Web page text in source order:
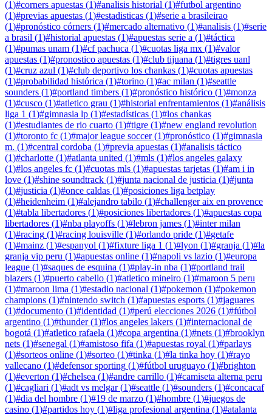
(1)#corners apuestas (1)#analisis historial (1)#futbol argentino
(1)#previas apuestas (1)#estadisticas (1)#serie a brasileirao
(1)#pronóstico córners (1)#mercado alternativo (1)#analisis (1)#serie
a brasil (1)#historial apuestas (1)#apuestas serie a (1)#táctica
(1)#pumas unam (1)#cf pachuca (1)#cuotas liga mx (1)#valor
apuestas (1)#pronostico apuestas (1)#club tijuana (1)#tigres uanl
(1)#cruz azul (1)#club deportivo los chankas (1)#cuotas apuestas
(1)#probabilidad histórica (1)#torino (1)#ac milan (1)#seattle
sounders (1)#portland timbers (1)#pronóstico histórico (1)#monza
(1)#cusco (1)#atletico grau (1)#historial enfrentamientos (1)#análisis
liga 1 (1)#gimnasia lp (1)#estadísticas (1)#los chankas
(1)#estudiantes de rio cuarto (1)#tigre (1)#new england revolution
(1)#toronto fc (1)#major league soccer(1)#pronóstico (1)#gimnasia
m. (1)#central cordoba (1)#previa apuestas (1)#analisis táctico
(1)#charlotte (1)#atlanta united (1)#mls (1)#los angeles galaxy
(1)#los angeles fc (1)#cuotas mls (1)#apuestas tarjetas (1)#am i in
love (1)#shine soundtrack (1)#junta nacional de justicia (1)#junta
(1)#justicia (1)#once caldas (1)#posiciones liga betplay
(1)#heidenheim (1)#alejandro tabilo (1)#challenger aix en provence
(1)#tabla libertadores (1)#posiciones libertadores (1)#apuestas copa
libertadores (1)#nba playoffs (1)#lebron james (1)#inter milan
(1)#racing (1)#racing louisville (1)#orlando pride (1)#getafe
(1)#mainz (1)#espanyol (1)#fixture liga 1 (1)#lyon (1)#granja (1)#la
granja vip peru (1)#apuestas online (1)#napoli vs lazio (1)#europa
league (1)#saques de esquina (1)#play-in nba (1)#portland trail
blazers (1)#puerto cabello (1)#atletico mineiro (1)#maroon 5 peru
(1)#maroon lima (1)#estadio nacional (1)#pokemon (1)#pokemon
champions (1)#nintendo switch (1)#apuestas esports (1)#jaguares
(1)#documento (1)#identidad (1)#perú elecciones 2026 (1)#fútbol
argentino (1)#thunder(1)#los angeles lakers (1)#internacional de
bogotá (1)#atletico rafaela (1)#copa argentina (1)#nets (1)#brooklyn
nets (1)#senegal (1)#amistoso fifa (1)#apuestas royal (1)#parlays
(1)#sorteos online (1)#sorteo (1)#tinka (1)#la tinka hoy (1)#rayo
vallecano (1)#defensor sporting (1)#fútbol uruguayo (1)#brighton
(1)#everton (1)#chelsea (1)#andre carrillo (1)#camiseta alterna peru
(1)#cagliari (1)#adt vs melgar(1)#seattle (1)#sounders (1)#concacaf
(1)#dia del hombre (1)#19 de marzo (1)#hombre (1)#juegos de
casino (1)#partidos hoy (1)#liga profesional argentina (1)#atalanta